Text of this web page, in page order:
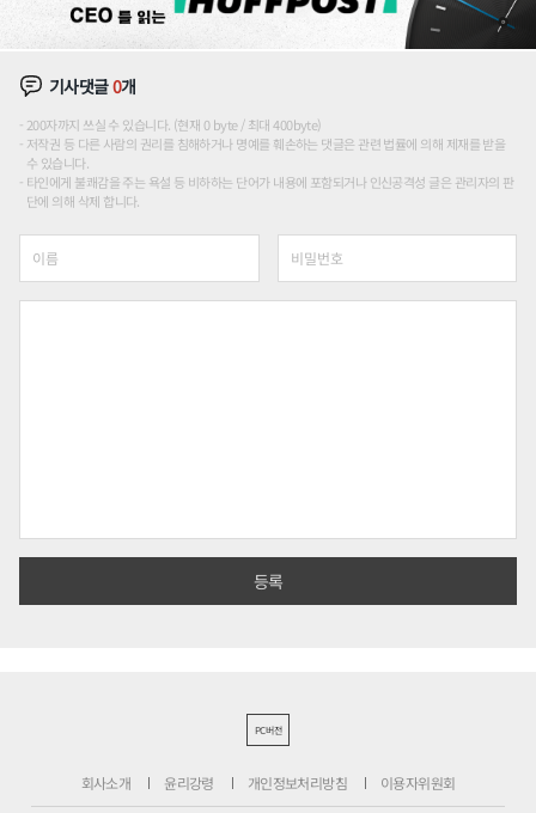
기사댓글0개
200자까지 쓰실 수 있습니다. (현재 0 byte / 최대 400byte)
저작권 등 다른 사람의 권리를 침해하거나 명예를 훼손하는 댓글은 관련 법률에 의해 제재를 받을
수 있습니다.
타인에게 불쾌감을 주는 욕설 등 비하하는 단어가 내용에 포함되거나 인신공격성 글은 관리자의 판
단에 의해 삭제 합니다.
PC버전
회사소개 윤리강령 개인정보처리방침 이용자위원회